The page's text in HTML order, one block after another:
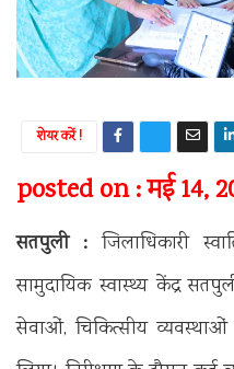
शेयर करें !
posted on : मई 14,
सतपुली : जिलाधिकारी
सामुदायिक स्वास्थ्य केंद्र
सेवाओं, चिकित्सीय